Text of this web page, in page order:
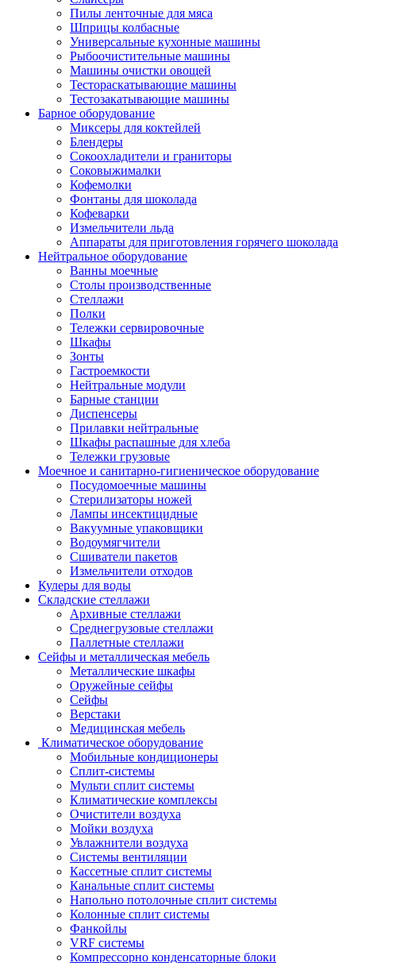
Пилы ленточные для мяса
Шприцы колбасные
Универсальные кухонные машины
Рыбоочистительные машины
Машины очистки овощей
Тестораскатывающие машины
Тестозакатывающие машины
Барное оборудование
Миксеры для коктейлей
Блендеры
Сокоохладители и граниторы
Соковыжималки
Кофемолки
Фонтаны для шоколада
Кофеварки
Измельчители льда
Аппараты для приготовления горячего шоколада
Нейтральное оборудование
Ванны моечные
Столы производственные
Стеллажи
Полки
Тележки сервировочные
Шкафы
Зонты
Гастроемкости
Нейтральные модули
Барные станции
Диспенсеры
Прилавки нейтральные
Шкафы распашные для хлеба
Тележки грузовые
Моечное и санитарно-гигиеническое оборудование
Посудомоечные машины
Стерилизаторы ножей
Лампы инсектицидные
Вакуумные упаковщики
Водоумягчители
Сшиватели пакетов
Измельчители отходов
Кулеры для воды
Складские стеллажи
Архивные стеллажи
Среднегрузовые стеллажи
Паллетные стеллажи
Сейфы и металлическая мебель
Металлические шкафы
Оружейные сейфы
Сейфы
Верстаки
Медицинская мебель
Климатическое оборудование
Мобильные кондиционеры
Сплит-системы
Мульти сплит системы
Климатические комплексы
Очистители воздуха
Мойки воздуха
Увлажнители воздуха
Системы вентиляции
Кассетные сплит системы
Канальные сплит системы
Напольно потолочные сплит системы
Колонные сплит системы
Фанкойлы
VRF системы
Компрессорно конденсаторные блоки